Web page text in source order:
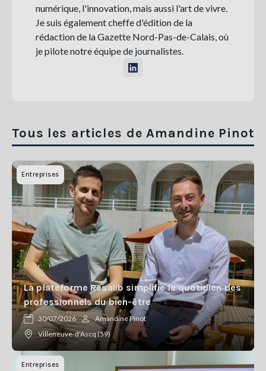
S'abonner
numérique, l'innovation, mais aussi l'art de vivre.
Je suis également cheffe d'édition de la
rédaction de la Gazette Nord-Pas-de-Calais, où
je pilote notre équipe de journalistes.
Tous les articles de Amandine Pinot
Entreprises
La plateforme Resalib simplifie le quotidien des
professionnels du bien-être
30/07/2026
Amandine Pinot
Villeneuve-d'Ascq (59)
Entreprises